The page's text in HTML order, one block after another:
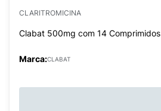
CLARITROMICINA
Clabat 500mg com 14 Comprimidos
Marca:CLABAT